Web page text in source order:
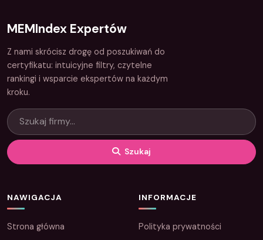
MEMIndex Expertów
Z nami skrócisz drogę od poszukiwań do
certyfikatu: intuicyjne filtry, czytelne
rankingi i wsparcie ekspertów na każdym
kroku.
Szukaj
NAWIGACJA
Strona główna
INFORMACJE
Polityka prywatności